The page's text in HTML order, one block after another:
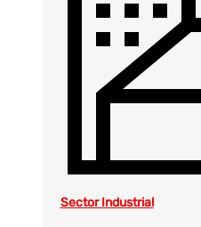
Sector Industrial